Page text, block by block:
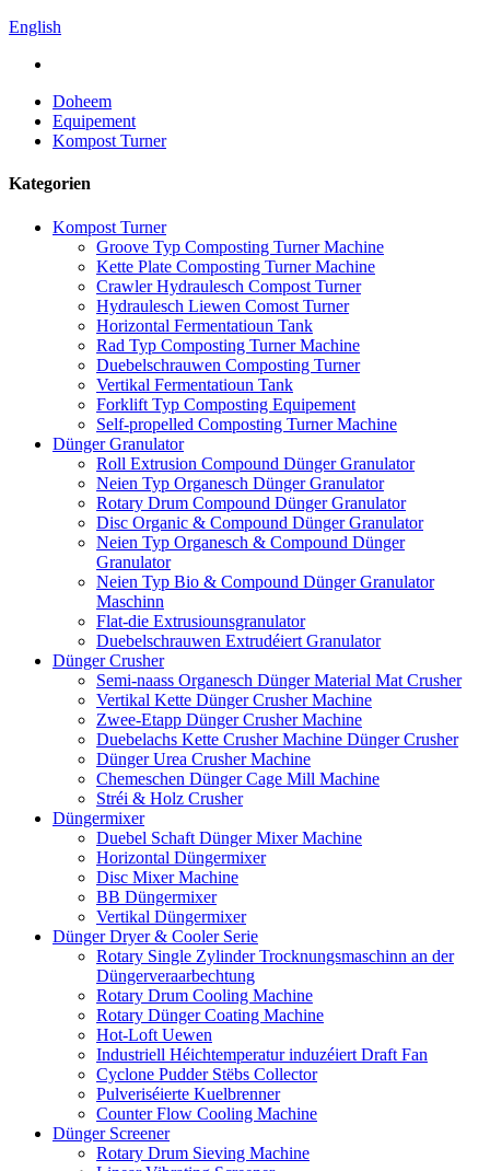
English
Doheem
Equipement
Kompost Turner
Kategorien
Kompost Turner
Groove Typ Composting Turner Machine
Kette Plate Composting Turner Machine
Crawler Hydraulesch Compost Turner
Hydraulesch Liewen Comost Turner
Horizontal Fermentatioun Tank
Rad Typ Composting Turner Machine
Duebelschrauwen Composting Turner
Vertikal Fermentatioun Tank
Forklift Typ Composting Equipement
Self-propelled Composting Turner Machine
Dünger Granulator
Roll Extrusion Compound Dünger Granulator
Neien Typ Organesch Dünger Granulator
Rotary Drum Compound Dünger Granulator
Disc Organic & Compound Dünger Granulator
Neien Typ Organesch & Compound Dünger
Granulator
Neien Typ Bio & Compound Dünger Granulator
Maschinn
Flat-die Extrusiounsgranulator
Duebelschrauwen Extrudéiert Granulator
Dünger Crusher
Semi-naass Organesch Dünger Material Mat Crusher
Vertikal Kette Dünger Crusher Machine
Zwee-Etapp Dünger Crusher Machine
Duebelachs Kette Crusher Machine Dünger Crusher
Dünger Urea Crusher Machine
Chemeschen Dünger Cage Mill Machine
Stréi & Holz Crusher
Düngermixer
Duebel Schaft Dünger Mixer Machine
Horizontal Düngermixer
Disc Mixer Machine
BB Düngermixer
Vertikal Düngermixer
Dünger Dryer & Cooler Serie
Rotary Single Zylinder Trocknungsmaschinn an der
Düngerveraarbechtung
Rotary Drum Cooling Machine
Rotary Dünger Coating Machine
Hot-Loft Uewen
Industriell Héichtemperatur induzéiert Draft Fan
Cyclone Pudder Stëbs Collector
Pulveriséierte Kuelbrenner
Counter Flow Cooling Machine
Dünger Screener
Rotary Drum Sieving Machine